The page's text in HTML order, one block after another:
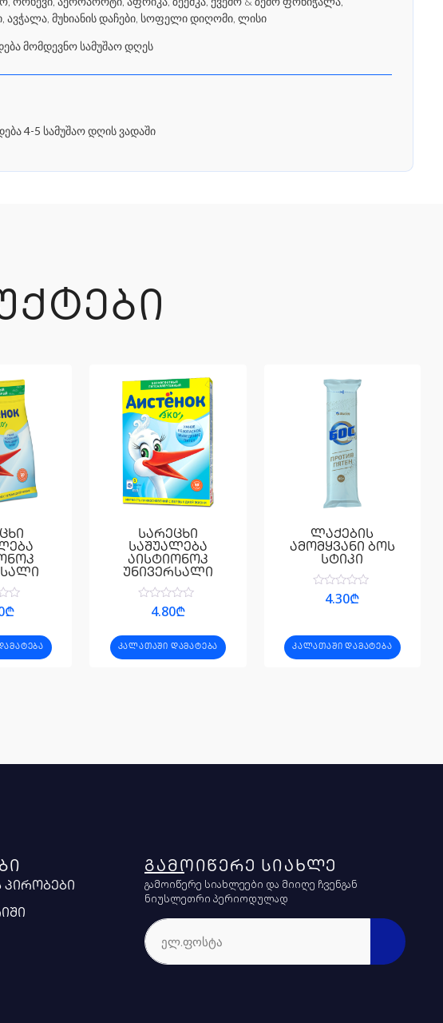
მუხიანის დაჩები, სოფელი დიღომი, ლისი
მომდევნო სამუშაო დღეს
4-5 სამუშაო დღის ვადაში
₾
სარეცხი
საშუალება
აისტიონოკ
უნივერსალი
შეფასება
5-
დან
4.80₾
ᲙᲐᲚᲐᲗᲐᲨᲘ ᲓᲐᲛᲐᲢᲔᲑᲐ
ლაქების
ამომყვანი ბოს
სტიკი
შეფასება
დან
4.30₾
ᲙᲐᲚᲐᲗᲐᲨᲘ ᲓᲐᲛᲐᲢᲔᲑᲐ
პირობები
ᲒᲐᲛᲝᲘᲬᲔᲠᲔ ᲡᲘᲐᲮᲚᲔ
გამოიწერე სიახლეები და მიიღე ჩვენგან
ნიუსლეთრი პერიოდულად